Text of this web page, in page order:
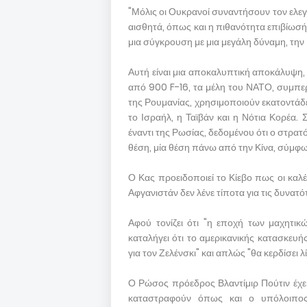
"Μόλις οι Ουκρανοί συναντήσουν τον
αισθητά, όπως και η πιθανότητα
μια σύγκρουση με μια μεγάλη δύναμη,
Αυτή είναι μια αποκαλυπτική
από 900 F-16, τα μέλη του ΝΑΤΟ,
της Ρουμανίας, χρησιμοποιούν
το Ισραήλ, η Ταϊβάν και η Νότια
έναντι της Ρωσίας, δεδομένου ότι ο
θέση, μία θέση πάνω από την Κίνα,
Ο Κας προειδοποιεί το Κίεβο πως οι
Αφγανιστάν δεν λένε τίποτα για τις
Αφού τονίζει ότι "η εποχή των
καταλήγει ότι το αμερικανικής
για τον Ζελένσκι" και απλώς "θα κερδίσει
Ο Ρώσος πρόεδρος Βλαντίμιρ Πούτιν
καταστραφούν όπως και ο